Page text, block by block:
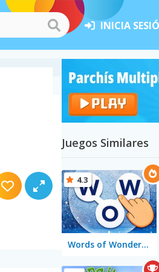
INICIA
Juegos Similares
Words of Wonders - WOW
4.3